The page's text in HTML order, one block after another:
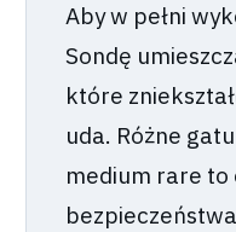
Aby w pełni
Sondę
które
uda. Różne
medium rare to